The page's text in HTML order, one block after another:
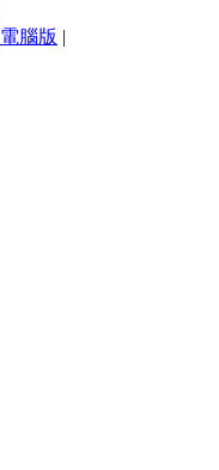
電腦版 |